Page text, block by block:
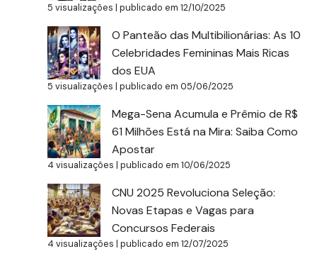
5 visualizações |publicado em 12/10/2025
O Panteão das Multibilionárias: As 10
Celebridades Femininas Mais Ricas
dos EUA
5 visualizações |publicado em 05/06/2025
Mega-Sena Acumula e Prêmio de R$
61 Milhões Está na Mira: Saiba Como
Apostar
4 visualizações |publicado em 10/06/2025
CNU 2025 Revoluciona Seleção:
Novas Etapas e Vagas para
Concursos Federais
4 visualizações |publicado em 12/07/2025